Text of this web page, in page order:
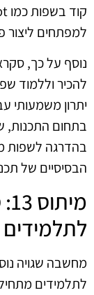
למפתחים ליצור
נוסף על כך,
להכיר וללמוד
יתרון משמעותי
בתחום התכנות,
בהדרגה לשפות
הבסיסיים של
מחשבה שגויה
לתלמידים